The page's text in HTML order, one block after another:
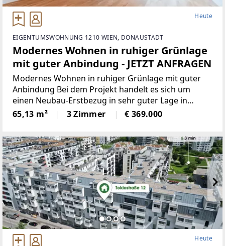
Heute
EIGENTUMSWOHNUNG 1210 WIEN, DONAUSTADT
Modernes Wohnen in ruhiger Grünlage
mit guter Anbindung - JETZT ANFRAGEN
Modernes Wohnen in ruhiger Grünlage mit guter
Anbindung Bei dem Projekt handelt es sich um
einen Neubau-Erstbezug in sehr guter Lage in
Floridsdorf.Die Liegenschaft zeichnet sich vor allem
durch die ruhige Lage in idealer
65,13 m² 3 Zimmer € 369.000
Heute